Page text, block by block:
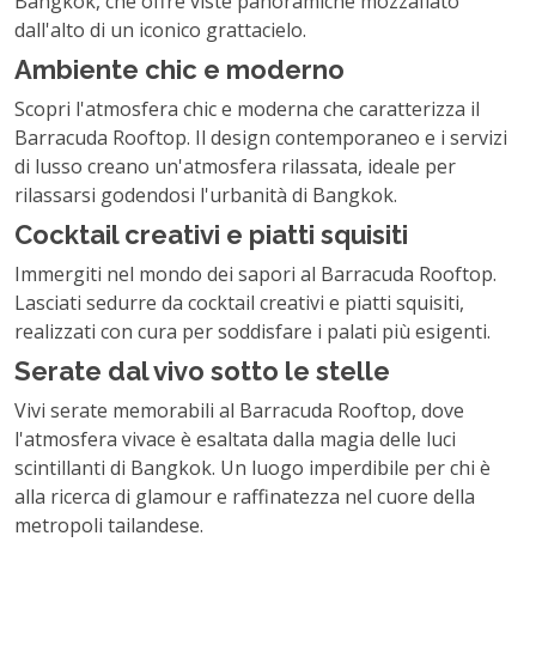
dall'alto di un iconico grattacielo.
Ambiente chic e moderno
Scopri l'atmosfera chic e moderna che caratterizza il
Barracuda Rooftop. Il design contemporaneo e i servizi
di lusso creano un'atmosfera rilassata, ideale per
rilassarsi godendosi l'urbanità di Bangkok.
Cocktail creativi e piatti squisiti
Immergiti nel mondo dei sapori al Barracuda Rooftop.
Lasciati sedurre da cocktail creativi e piatti squisiti,
realizzati con cura per soddisfare i palati più esigenti.
Serate dal vivo sotto le stelle
Vivi serate memorabili al Barracuda Rooftop, dove
l'atmosfera vivace è esaltata dalla magia delle luci
scintillanti di Bangkok. Un luogo imperdibile per chi è
alla ricerca di glamour e raffinatezza nel cuore della
metropoli tailandese.